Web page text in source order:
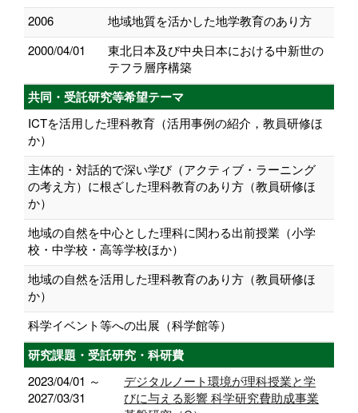
2006
地域地質を活かした地学教育のあり方
2000/04/01
東北日本及び中央日本における中新世の
テフラ層序構築
共同・受託研究等希望テーマ
ICTを活用した理科教育（活用事例の紹介，教員研修ほ
か）
主体的・対話的で深い学び（アクティブ・ラーニング
の考え方）に根ざした理科教育のあり方（教員研修ほ
か）
地域の自然を中心とした理科に関わる出前授業（小学
校・中学校・高等学校ほか）
地域の自然を活用した理科教育のあり方（教員研修ほ
か）
科学イベント等への出展（科学館等）
研究課題・受託研究・科研費
2023/04/01 ～
2027/03/31
デジタルノート環境が理科授業と学
びに与える影響 科学研究費助成事業